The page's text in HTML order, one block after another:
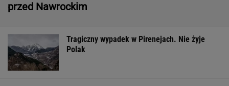
przed Nawrockim
Tragiczny wypadek w Pirenejach. Nie żyje
Polak